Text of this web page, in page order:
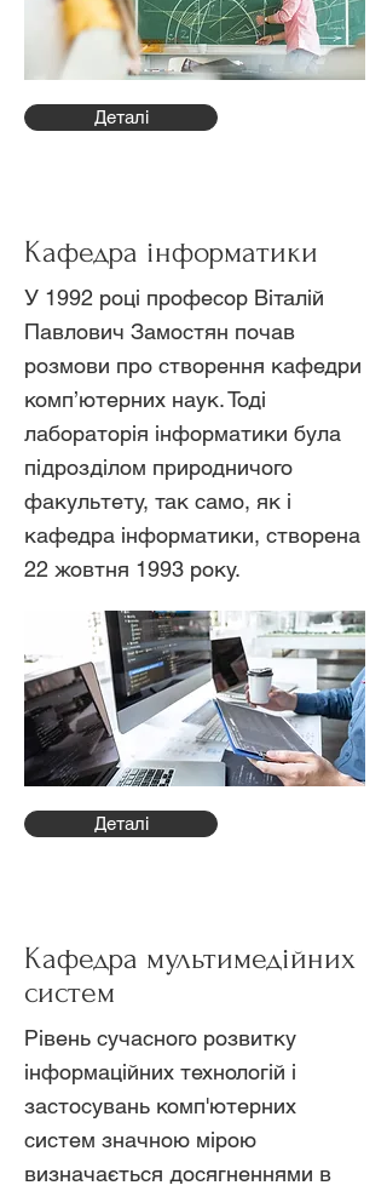
Деталі
Кафедра інформатики
У 1992 році професор Віталій
Павлович Замостян почав
розмови про створення кафедри
комп’ютерних наук. Тоді
лабораторія інформатики була
підрозділом природничого
факультету, так само, як і
кафедра інформатики, створена
22 жовтня 1993 року.
Деталі
Кафедра мультимедійних
систем
Рівень сучасного розвитку
інформаційних технологій і
застосувань комп'ютерних
систем значною мірою
визначається досягненнями в